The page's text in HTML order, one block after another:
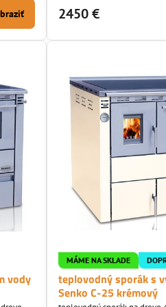
ocenia veľké ohnisko s
spaľovaním.
2450 €
vody
MÁME NA SKLADE
teplovodný sporák s
Senko C-25 krémový